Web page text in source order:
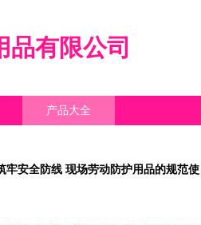
品有限公司
产品大全
牢安全防线 现场劳动防护用品的规范使